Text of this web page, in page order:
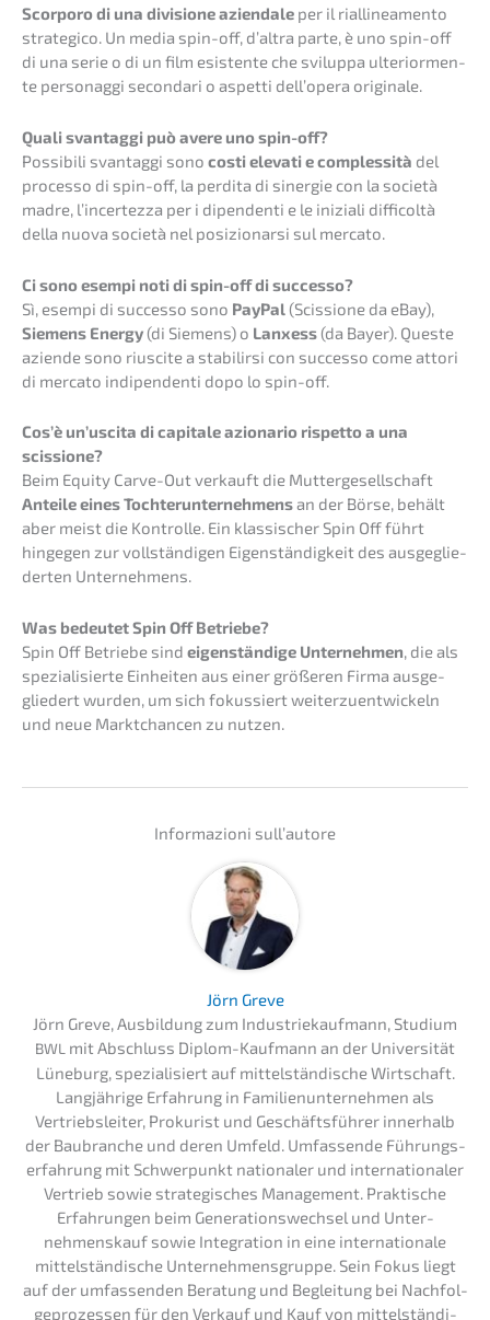
Scorpo­ro di una divisio­ne aziend­a­le per il rialli­nea­men­to
strate­gi­co. Un media spin-off, d’altra parte, è uno spin-off
di una serie o di un film esisten­te che svilup­pa ulterior­men­
te person­ag­gi secon­da­ri o aspet­ti dell’­ope­ra originale.
Quali svantag­gi può avere uno spin-off?
Possi­bi­li svantag­gi sono costi eleva­ti e comples­si­tà del
proces­so di spin-off, la perdi­ta di siner­gie con la socie­tà
madre, l’incer­tez­za per i dipen­den­ti e le inizia­li diffi­col­tà
della nuova socie­tà nel posizio­nar­si sul mercato.
Ci sono esempi noti di spin-off di successo?
Sì, esempi di succes­so sono PayPal (Scissio­ne da eBay),
Siemens Energy (di Siemens) o Lanxess (da Bayer). Queste
azien­de sono riusci­te a stabi­lir­si con succes­so come attori
di merca­to indipen­den­ti dopo lo spin-off.
Cos’è un’us­ci­ta di capita­le aziona­rio rispet­to a una
scissione?
Beim Equity Carve-Out verkauft die Mutter­ge­sell­schaft
Antei­le eines Tochter­un­ter­neh­mensan der Börse, behält
aber meist die Kontrol­le. Ein klassi­scher Spin Off führt
hinge­gen zur vollstän­di­gen Eigen­stän­dig­keit des ausge­glie­
der­ten Unternehmens.
Was bedeu­tet Spin Off Betriebe?
Spin Off Betrie­be sind eigen­stän­di­ge Unter­neh­men, die als
spezia­li­sier­te Einhei­ten aus einer größe­ren Firma ausge­
glie­dert wurden, um sich fokus­siert weiter­zu­ent­wi­ckeln
und neue Markt­chan­cen zu nutzen.
Infor­ma­zio­ni sull’autore
Jörn Greve
Jörn Greve, Ausbil­dung zum Indus­trie­kauf­mann, Studi­um
BWL mit Abschluss Diplom-Kaufmann an der Univer­si­tät
Lüneburg, spezia­li­siert auf mittel­stän­di­sche Wirtschaft.
Langjäh­ri­ge Erfah­rung in Famili­en­un­ter­neh­men als
Vertriebs­lei­ter, Proku­rist und Geschäfts­füh­rer inner­halb
der Baubran­che und deren Umfeld. Umfas­sen­de Führungs­
er­fah­rung mit Schwer­punkt natio­na­ler und inter­na­tio­na­ler
Vertrieb sowie strate­gi­sches Manage­ment. Prakti­sche
Erfah­run­gen beim Generations­wechsel und Unter­
nehmens­kauf sowie Integra­ti­on in eine inter­na­tio­na­le
mittel­stän­di­sche Unter­neh­mens­grup­pe. Sein Fokus liegt
auf der umfas­sen­den Beratung und Beglei­tung bei Nachfol­
ge­pro­zes­sen für den Verkauf und Kauf von mittel­stän­di­